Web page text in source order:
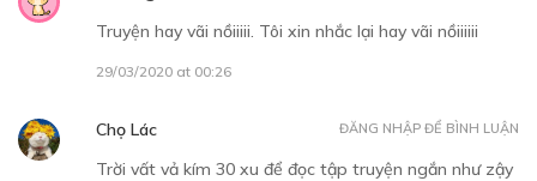
Truyện hay vãi nồiiiii. Tôi xin nhắc lại hay vãi nồiiiiii
29/03/2020 at 00:26
Chọ Lác
Trời vất vả kím 30 xu để đọc tập truyện ngắn như zậy
ĐĂNG NHẬP ĐỂ BÌNH LUẬN